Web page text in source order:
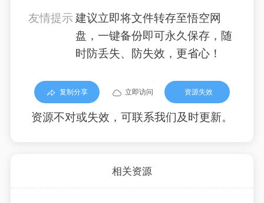
友情提示建议立即将文件转存至悟空网
盘，一键备份即可永久保存，随
时防丢失、防失效，更省心！
复制分享 立即访问 资源失效
资源不对或失效，可联系我们及时更新。
相关资源